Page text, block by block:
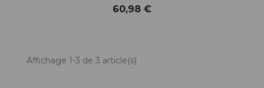
60,98 €
Affichage 1-3 de 3 article(s)